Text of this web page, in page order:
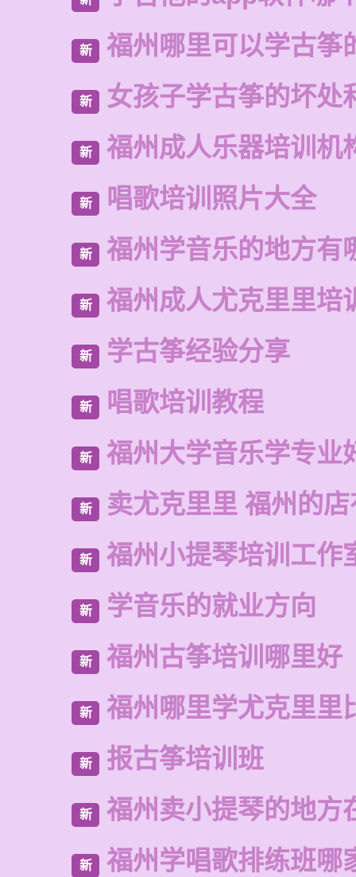
新 福州哪里可以学古筝
新 女孩子学古筝的坏处
新 福州成人乐器培训机
新 唱歌培训照片大全
新 福州学音乐的地方有
新 福州成人尤克里里培
新 学古筝经验分享
新 唱歌培训教程
新 福州大学音乐学专业
新 卖尤克里里 福州的
新 福州小提琴培训工作
新 学音乐的就业方向
新 福州古筝培训哪里好
新 福州哪里学尤克里里
新 报古筝培训班
新 福州卖小提琴的地方
新 福州学唱歌排练班哪